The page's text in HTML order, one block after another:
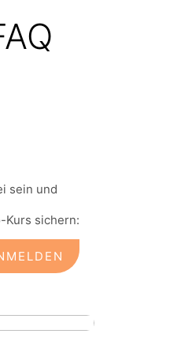
sein und
Kurs sichern: